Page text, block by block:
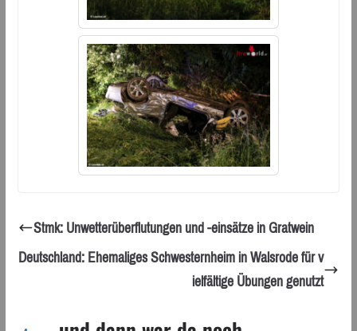
Stmk: Unwetterüberflutungen und -einsätze in Gratwein
Deutschland: Ehemaliges Schwesternheim in Walsrode für v
ielfältige Übungen genutzt